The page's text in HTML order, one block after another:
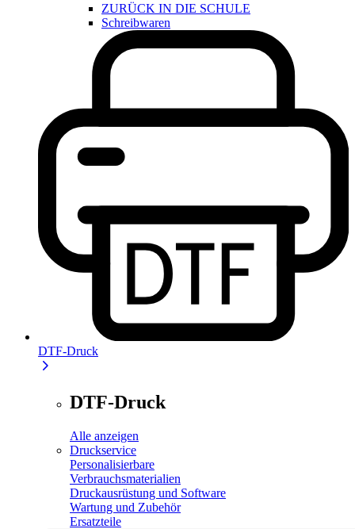
ZURÜCK IN DIE SCHULE
Schreibwaren
DTF-Druck
DTF-Druck
Alle anzeigen
Druckservice
Personalisierbare
Verbrauchsmaterialien
Druckausrüstung und Software
Wartung und Zubehör
Ersatzteile